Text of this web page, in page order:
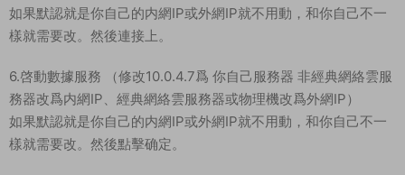
如果默認就是你自己的内網IP或外網IP就不用動，和你自己不一
樣就需要改。然後連接上。
6.啓動數據服務 （修改10.0.4.7爲 你自己服務器 非經典網絡雲服
務器改爲内網IP、經典網絡雲服務器或物理機改爲外網IP）
如果默認就是你自己的内網IP或外網IP就不用動，和你自己不一
樣就需要改。然後點擊确定。